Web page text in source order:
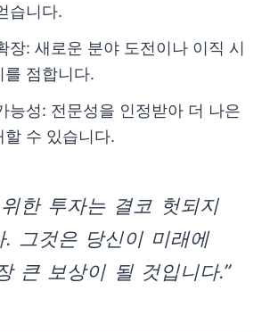
습니다.
장: 새로운 분야 도전이나 이직 시
를 점합니다.
능성: 전문성을 인정받아 더 나은
할 수 있습니다.
한 투자는 결코 헛되지
. 그것은 당신이 미래에
큰 보상이 될 것입니다.”